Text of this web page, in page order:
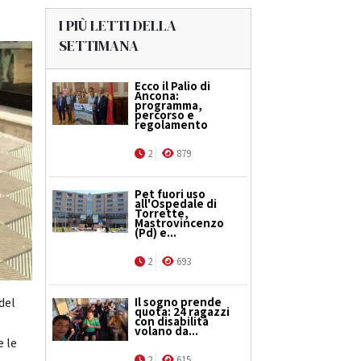
le
I PIÙ LETTI DELLA
SETTIMANA
Ecco il Palio di
Ancona:
programma,
percorso e
regolamento
2 879
Pet fuori uso
all'Ospedale di
Torrette,
Mastrovincenzo
(Pd) e...
2 693
Il sogno prende
quota: 24 ragazzi
con disabilità
volano da...